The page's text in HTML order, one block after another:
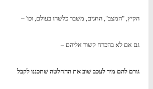
הקיץ, "המצב", החגים, משבר כלשהו בעולם, וכו' –
גם אם לא בהכרח קשור אליהם –
גורם להם מיד לעכב שוב את ההחלטה שתכננו לקבל